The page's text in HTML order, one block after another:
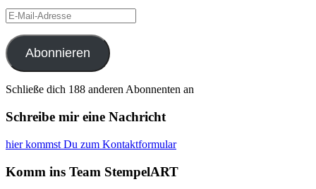
E-
Mail-
Adresse
Abonnieren
Schließe dich 188 anderen Abonnenten an
Schreibe mir eine Nachricht
hier kommst Du zum Kontaktformular
Komm ins Team StempelART